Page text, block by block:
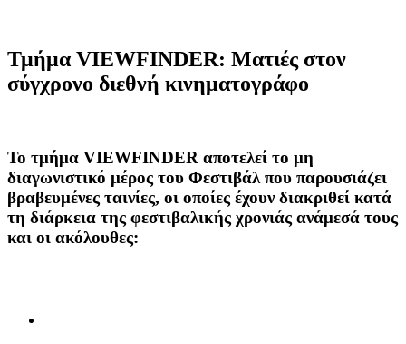
ΤμήμαVIEWFINDER: Mατιές στον
σύγχρονο διεθνή κινηματογράφο
To τμήμα VIEWFINDER αποτελεί το μη
διαγωνιστικό μέρος του Φεστιβάλ που παρουσιάζει
βραβευμένες ταινίες, οι οποίες έχουν διακριθεί κατά
τη διάρκεια της φεστιβαλικής χρονιάς ανάμεσά τους
και οι ακόλουθες: